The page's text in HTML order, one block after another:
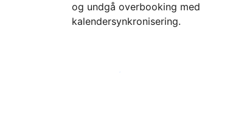
og undgå overbooking med
kalendersynkronisering.
Kom i gang i dag